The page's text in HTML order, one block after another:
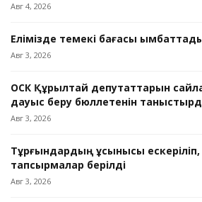
Авг 4, 2026
Елімізде темекі бағасы
Авг 3, 2026
ОСК Құрылтай депутаттарын
дауыс беру бюллетенін
Авг 3, 2026
Тұрғындардың ұсынысы ескеріліп,
тапсырмалар берілді
Авг 3, 2026